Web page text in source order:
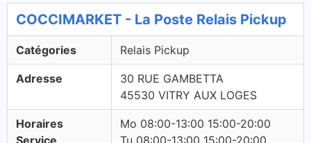
COCCIMARKET - La Poste Relais Pickup
Catégories Relais Pickup
Adresse
30 RUE GAMBETTA
45530 VITRY AUX LOGES
Horaires
Service
Mo 08:00-13:00 15:00-20:00
Tu 08:00-13:00 15:00-20:00